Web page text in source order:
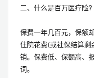
二、什么是百万医疗险?
保费一年几百元，保额
住院花费(或社保结算剩
销。保费低、保额高、
词。